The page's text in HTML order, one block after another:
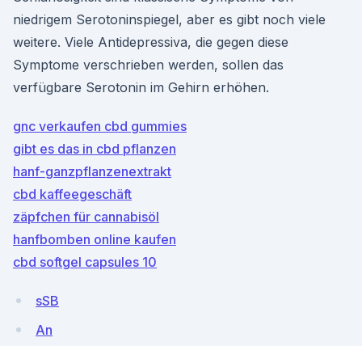
niedrigem Serotoninspiegel, aber es gibt noch viele
weitere. Viele Antidepressiva, die gegen diese
Symptome verschrieben werden, sollen das
verfügbare Serotonin im Gehirn erhöhen.
gnc verkaufen cbd gummies
gibt es das in cbd pflanzen
hanf-ganzpflanzenextrakt
cbd kaffeegeschäft
zäpfchen für cannabisöl
hanfbomben online kaufen
cbd softgel capsules 10
sSB
An